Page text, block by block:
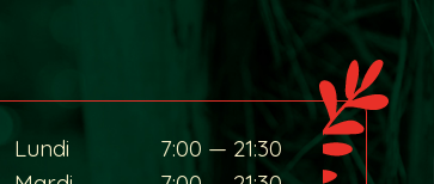
Lundi
7:00 — 21:30